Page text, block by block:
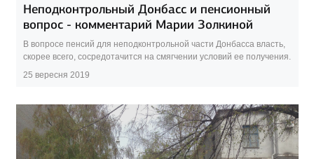
Неподконтрольный Донбасс и пенсионный
вопрос - комментарий Марии Золкиной
В вопросе пенсий для неподконтрольной части Донбасса власть,
скорее всего, сосредотачится на смягчении условий ее получения.
25 вересня 2019